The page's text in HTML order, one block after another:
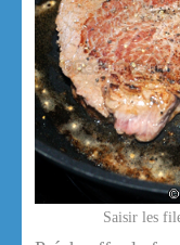
Saisir les